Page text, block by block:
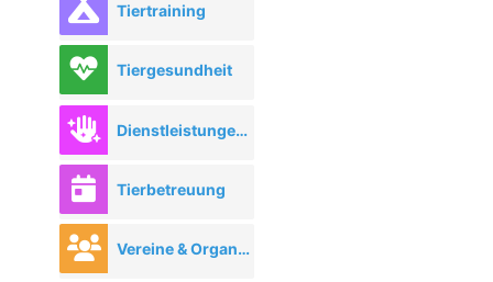
Tiertraining
Tiergesundheit
Dienstleistungen rund ums Tier
Tierbetreuung
Vereine & Organisationen